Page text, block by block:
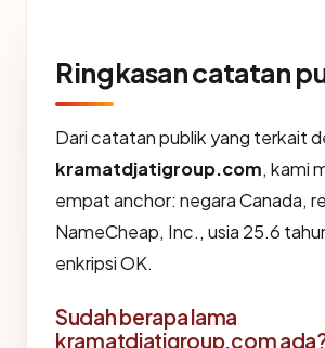
Ringkasan catatan
Dari catatan publik yang terkait
kramatdjatigroup.com, kami
empat anchor: negara Canada,
NameCheap, Inc., usia 25.6
enkripsi OK.
Sudah berapa lama
kramatdjatigroup.com